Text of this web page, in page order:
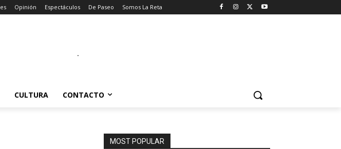
Opinión Espectáculos De Paseo Somos La Reta
.
CULTURA CONTACTO
MOST POPULAR